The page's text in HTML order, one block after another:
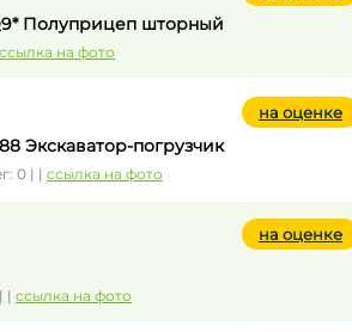
Полуприцеп шторный
ссылка на фото
на оценке
Экскаватор-погрузчик
0 | | ссылка на фото
на оценке
| ссылка на фото